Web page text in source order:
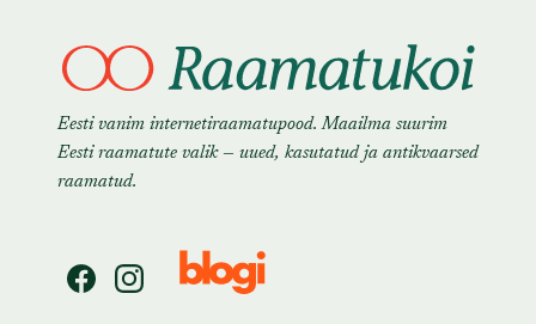
Eesti vanim internetiraamatupood. Maailma suurim
Eesti raamatute valik — uued, kasutatud ja antikvaarsed
raamatud.